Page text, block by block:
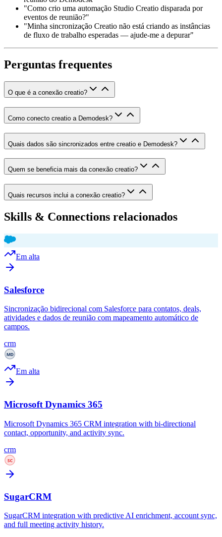
"Como crio uma automação Studio Creatio disparada por
eventos de reunião?"
"Minha sincronização Creatio não está criando as instâncias
de fluxo de trabalho esperadas — ajude-me a depurar"
Perguntas frequentes
O que é a conexão creatio?
Como conecto creatio a Demodesk?
Quais dados são sincronizados entre creatio e Demodesk?
Quem se beneficia mais da conexão creatio?
Quais recursos inclui a conexão creatio?
Skills & Connections relacionados
Em alta
Salesforce
Sincronização bidirecional com Salesforce para contatos, deals,
atividades e dados de reunião com mapeamento automático de
campos.
crm
Em alta
Microsoft Dynamics 365
Microsoft Dynamics 365 CRM integration with bi-directional
contact, opportunity, and activity sync.
crm
SugarCRM
SugarCRM integration with predictive AI enrichment, account sync,
and full meeting activity history.